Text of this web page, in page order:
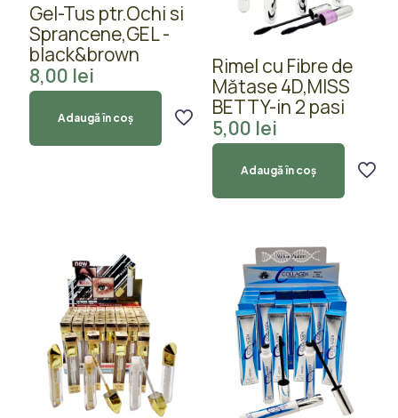
Gel-Tus ptr.Ochi si
Sprancene,GEL -
black&brown
8,00 lei
Adaugă în coș
Rimel cu Fibre de
Mătase 4D,MISS
BETTY-in 2 pasi
5,00 lei
Adaugă în coș